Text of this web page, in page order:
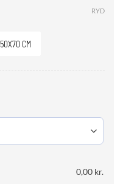
50X70 CM
RYD
0,00 kr.